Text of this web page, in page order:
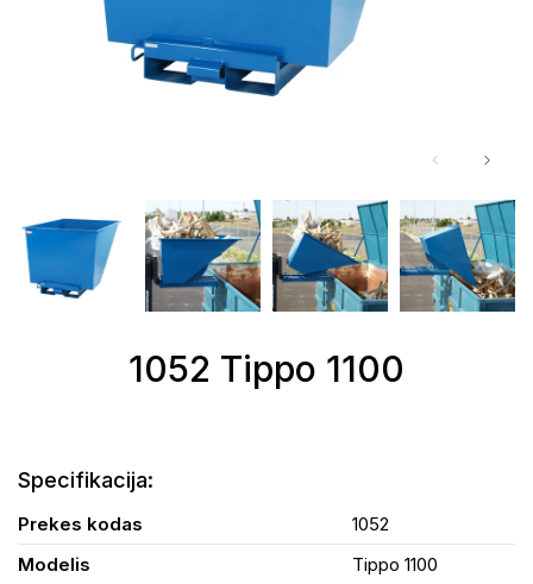
Krautuvų nuoma
Transporto paslaugos
1052 Tippo 1100
Specifikacija:
Prekes kodas
1052
Modelis
Tippo 1100